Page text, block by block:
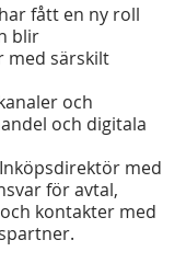
fått en ny roll
blir
med särskilt
och
och digitala
med
för avtal,
kontakter med